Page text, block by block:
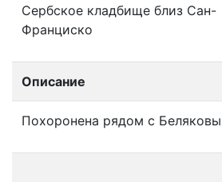
Сербское кладбище близ Сан-
Франциско
Описание
Похоронена рядом с